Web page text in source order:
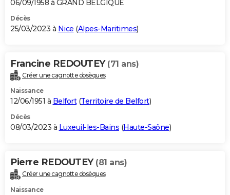
06/09/1958 à GRAND BELGIQUE
Décès
25/03/2023 à Nice (Alpes-Maritimes)
Francine REDOUTEY (71 ans)
Créer une cagnotte obsèques
Naissance
12/06/1951 à Belfort(Territoire de Belfort)
Décès
08/03/2023 à Luxeuil-les-Bains (Haute-Saône)
Pierre REDOUTEY (81 ans)
Créer une cagnotte obsèques
Naissance